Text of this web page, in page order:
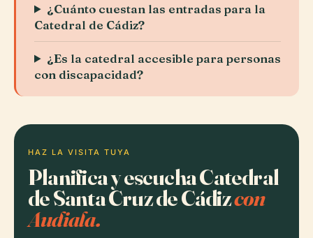
¿Cuánto cuestan las entradas para la
Catedral de Cádiz?
¿Es la catedral accesible para personas
con discapacidad?
HAZ LA VISITA TUYA
Planifica y escucha Catedral
de Santa Cruz de Cádizcon
Audiala.